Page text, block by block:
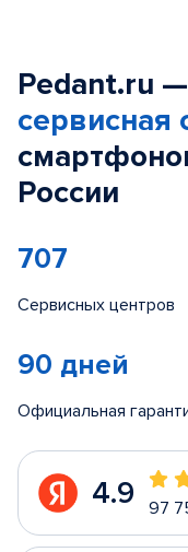
Pedant.ru —
сервисная
России
707
Сервисных центров
90 дней
Официальная
4.9 97